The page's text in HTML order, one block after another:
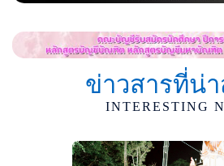
ข่าวสารที่น่
INTERESTING